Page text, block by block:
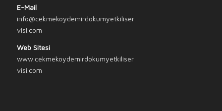
E-Mail
info@cekmekoydemirdokumyetkiliser
visi.com
Web Sitesi
www.cekmekoydemirdokumyetkiliser
visi.com